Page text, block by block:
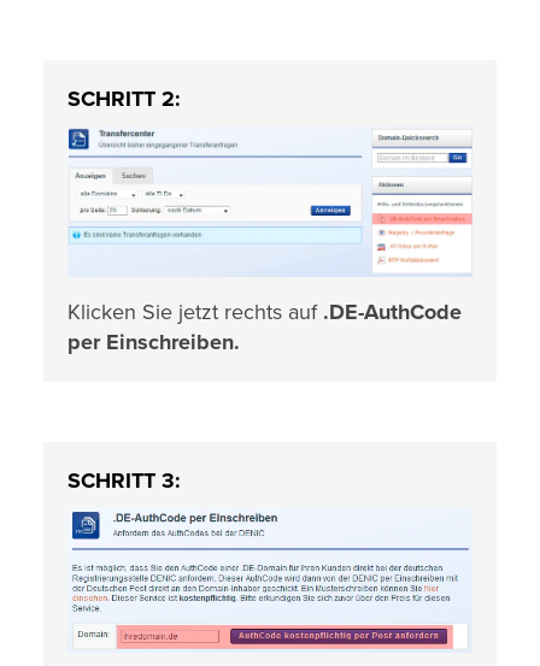
SCHRITT 2:
Klicken Sie jetzt rechts auf .DE-AuthCode
per Einschreiben.
SCHRITT 3: